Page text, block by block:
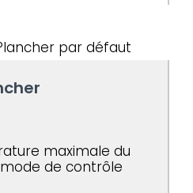
par défaut
maximale du
de contrôle